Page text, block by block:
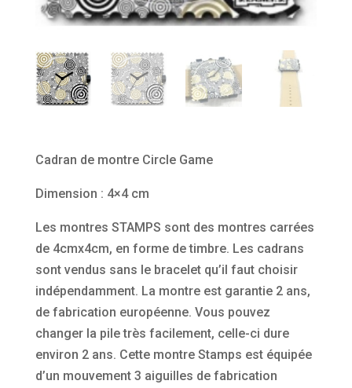
Cadran de montre Circle Game
Dimension : 4×4 cm
Les montres STAMPS sont des montres carrées
de 4cmx4cm, en forme de timbre. Les cadrans
sont vendus sans le bracelet qu’il faut choisir
indépendamment. La montre est garantie 2 ans,
de fabrication européenne. Vous pouvez
changer la pile très facilement, celle-ci dure
environ 2 ans. Cette montre Stamps est équipée
d’un mouvement 3 aiguilles de fabrication